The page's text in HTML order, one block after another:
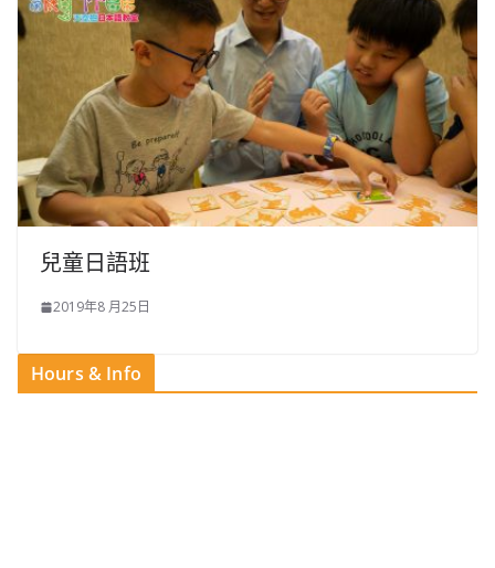
兒童日語班
2019年8 月25日
Hours & Info